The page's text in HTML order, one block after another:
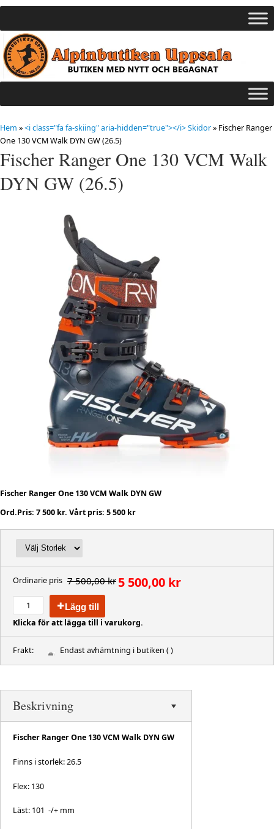
Hem »<i class="fa fa-skiing" aria-hidden="true"></i> Skidor» Fischer Ranger
One 130 VCM Walk DYN GW (26.5)
Fischer Ranger One 130 VCM Walk
DYN GW (26.5)
Fischer Ranger One 130 VCM Walk DYN GW
Ord.Pris: 7 500 kr. Vårt pris: 5 500 kr
Ordinarie pris 7 500,00 kr 5 500,00 kr
Lägg till
Klicka för att lägga till i varukorg.
Frakt: Endast avhämtning i butiken ( )
Beskrivning
Fischer Ranger One 130 VCM Walk DYN GW
Finns i storlek: 26.5
Flex: 130
Läst: 101 -/+ mm